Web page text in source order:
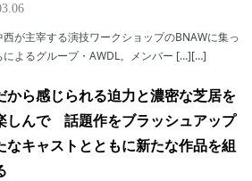
が主宰する演技ワークショップのBNAWに集っ
によるグループ・AWDL。メンバー […][…]
から感じられる迫力と濃密な芝居を
しんで 話題作をブラッシュアップ
なキャストとともに新たな作品を組